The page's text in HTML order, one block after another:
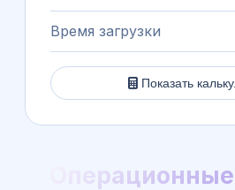
Время загрузки
Показать